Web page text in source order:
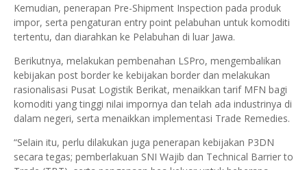
Kemudian, penerapan Pre-Shipment Inspection pada produk
impor, serta pengaturan entry point pelabuhan untuk komoditi
tertentu, dan diarahkan ke Pelabuhan di luar Jawa.
Berikutnya, melakukan pembenahan LSPro, mengembalikan
kebijakan post border ke kebijakan border dan melakukan
rasionalisasi Pusat Logistik Berikat, menaikkan tarif MFN bagi
komoditi yang tinggi nilai impornya dan telah ada industrinya di
dalam negeri, serta menaikkan implementasi Trade Remedies.
“Selain itu, perlu dilakukan juga penerapan kebijakan P3DN
secara tegas; pemberlakuan SNI Wajib dan Technical Barrier to